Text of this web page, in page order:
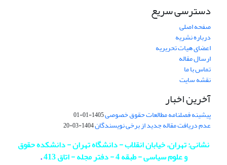
دسترسی سریع
صفحه اصلی
درباره نشریه
اعضای هیات تحریریه
ارسال مقاله
تماس با ما
نقشه سایت
آخرین اخبار
پیشینه فصلنامه مطالعات حقوق خصوصی1405-01-01
عدم دریافت مقاله جدید از برخی نویسندگان1404-03-20
نشانی: تهران، خیابان انقلاب - دانشگاه تهران - دانشکده حقوق
و علوم سیاسی - طبقه 4 - دفتر مجله - اتاق 413
.